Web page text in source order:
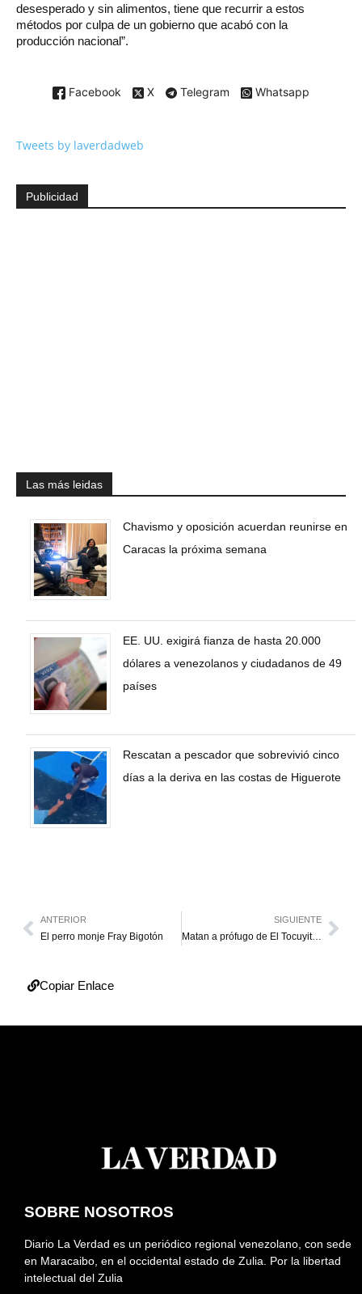
desesperado y sin alimentos, tiene que recurrir a estos
métodos por culpa de un gobierno que acabó con la
producción nacional”.
Facebook X Telegram Whatsapp
Tweets by laverdadweb
Publicidad
Las más leidas
Chavismo y oposición acuerdan reunirse en
Caracas la próxima semana
EE. UU. exigirá fianza de hasta 20.000
dólares a venezolanos y ciudadanos de 49
países
Rescatan a pescador que sobrevivió cinco
días a la deriva en las costas de Higuerote
ANTERIOR
El perro monje Fray Bigotón
SIGUIENTE
Matan a prófugo de El Tocuyito en el centro de Maracaibo
Copiar Enlace
SOBRE NOSOTROS
Diario La Verdad es un periódico regional venezolano, con sede
en Maracaibo, en el occidental estado de Zulia. Por la libertad
intelectual del Zulia